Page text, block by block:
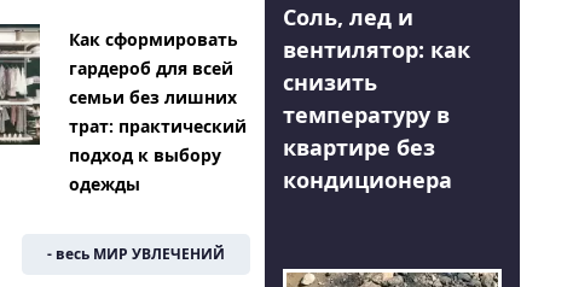
Как сформировать
гардероб для всей
семьи без лишних
трат: практический
подход к выбору
одежды
- весь МИР УВЛЕЧЕНИЙ
Соль, лед и
вентилятор: как
снизить
температуру в
квартире без
кондиционера